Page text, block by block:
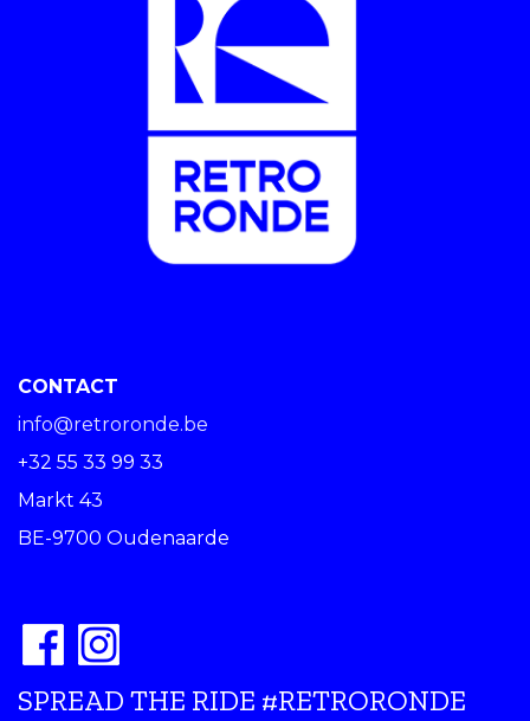
CONTACT
info@retroronde.be
+32 55 33 99 33
Markt 43
BE-9700 Oudenaarde
SPREAD THE RIDE #RETRORONDE